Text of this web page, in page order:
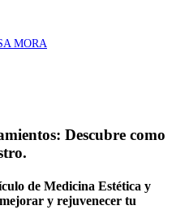
MORA
Descubre como
de Medicina Estética y
y rejuvenecer tu